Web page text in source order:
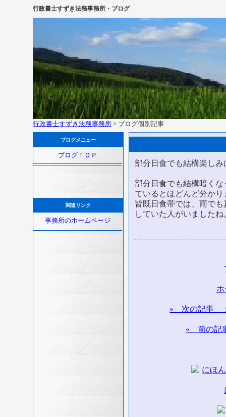
行政書士すずき法務事務所・ブログ
行政書士すずき法務事務所 > ブログ個別記事
ブログメニュー
ブログＴＯＰ
関連リンク
事務所のホームページ
部分日食でも結構楽し
部分日食でも結構暗く
ているとほどんど分か
皆既日食帯では、雨で
していた人がいましたね
» 次の記事
« 前の記